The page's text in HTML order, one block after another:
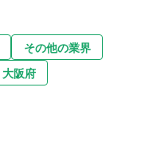
その他の業界
大阪府